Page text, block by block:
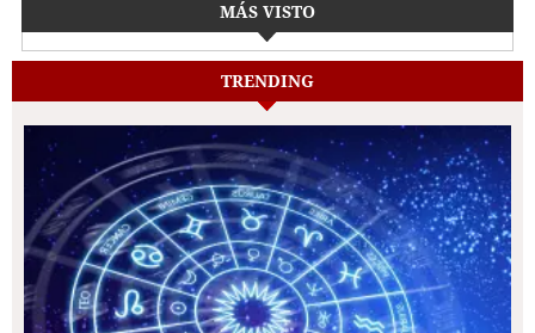
MÁS VISTO
TRENDING